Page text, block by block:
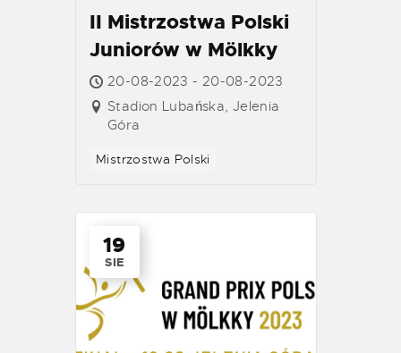
II Mistrzostwa Polski
Juniorów w Mölkky
20-08-2023 - 20-08-2023
Stadion Lubańska, Jelenia
Góra
Mistrzostwa Polski
19
SIE